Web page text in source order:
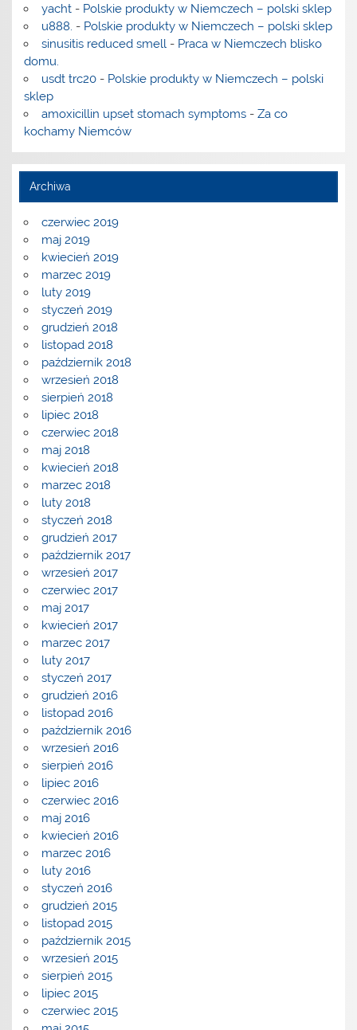
yacht- Polskie produkty w Niemczech – polski sklep
u888. - Polskie produkty w Niemczech – polski sklep
sinusitis reduced smell- Praca w Niemczech blisko
domu.
usdt trc20- Polskie produkty w Niemczech – polski
sklep
amoxicillin upset stomach symptoms- Za co
kochamy Niemców
Archiwa
czerwiec 2019
maj 2019
kwiecień 2019
marzec 2019
luty 2019
styczeń 2019
grudzień 2018
listopad 2018
październik 2018
wrzesień 2018
sierpień 2018
lipiec 2018
czerwiec 2018
maj 2018
kwiecień 2018
marzec 2018
luty 2018
styczeń 2018
grudzień 2017
październik 2017
wrzesień 2017
czerwiec 2017
maj 2017
kwiecień 2017
marzec 2017
luty 2017
styczeń 2017
grudzień 2016
listopad 2016
październik 2016
wrzesień 2016
sierpień 2016
lipiec 2016
czerwiec 2016
maj 2016
kwiecień 2016
marzec 2016
luty 2016
styczeń 2016
grudzień 2015
listopad 2015
październik 2015
wrzesień 2015
sierpień 2015
lipiec 2015
czerwiec 2015